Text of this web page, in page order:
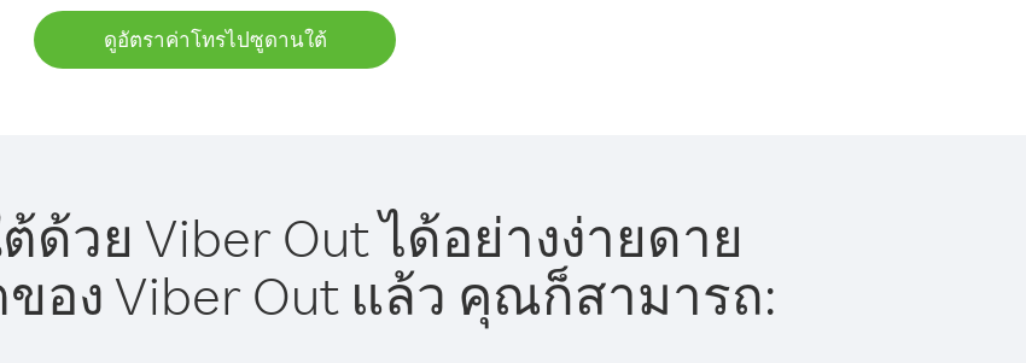
ดูอัตราค่าโทรไปซูดานใต้
ด้วย Viber Out ได้อย่างง่ายดาย
อง Viber Out แล้ว คุณก็สามารถ: